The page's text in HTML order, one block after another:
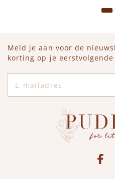
Meld je aan voor de
korting op je
See our